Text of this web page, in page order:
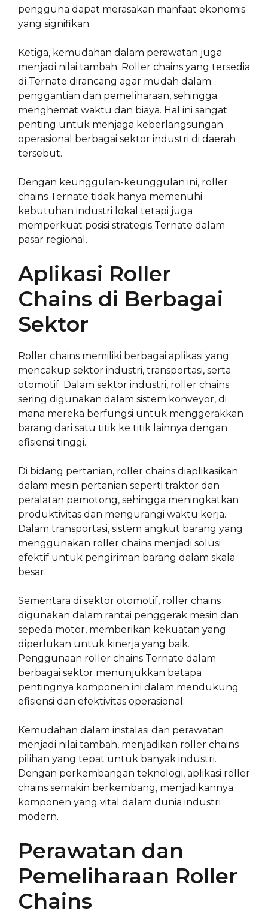
pengguna dapat merasakan manfaat ekonomis
yang signifikan.
Ketiga, kemudahan dalam perawatan juga
menjadi nilai tambah. Roller chains yang tersedia
di Ternate dirancang agar mudah dalam
penggantian dan pemeliharaan, sehingga
menghemat waktu dan biaya. Hal ini sangat
penting untuk menjaga keberlangsungan
operasional berbagai sektor industri di daerah
tersebut.
Dengan keunggulan-keunggulan ini, roller
chains Ternate tidak hanya memenuhi
kebutuhan industri lokal tetapi juga
memperkuat posisi strategis Ternate dalam
pasar regional.
Aplikasi Roller
Chains di Berbagai
Sektor
Roller chains memiliki berbagai aplikasi yang
mencakup sektor industri, transportasi, serta
otomotif. Dalam sektor industri, roller chains
sering digunakan dalam sistem konveyor, di
mana mereka berfungsi untuk menggerakkan
barang dari satu titik ke titik lainnya dengan
efisiensi tinggi.
Di bidang pertanian, roller chains diaplikasikan
dalam mesin pertanian seperti traktor dan
peralatan pemotong, sehingga meningkatkan
produktivitas dan mengurangi waktu kerja.
Dalam transportasi, sistem angkut barang yang
menggunakan roller chains menjadi solusi
efektif untuk pengiriman barang dalam skala
besar.
Sementara di sektor otomotif, roller chains
digunakan dalam rantai penggerak mesin dan
sepeda motor, memberikan kekuatan yang
diperlukan untuk kinerja yang baik.
Penggunaan roller chains Ternate dalam
berbagai sektor menunjukkan betapa
pentingnya komponen ini dalam mendukung
efisiensi dan efektivitas operasional.
Kemudahan dalam instalasi dan perawatan
menjadi nilai tambah, menjadikan roller chains
pilihan yang tepat untuk banyak industri.
Dengan perkembangan teknologi, aplikasi roller
chains semakin berkembang, menjadikannya
komponen yang vital dalam dunia industri
modern.
Perawatan dan
Pemeliharaan Roller
Chains